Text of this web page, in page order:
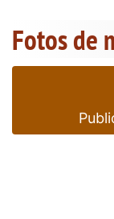
Fotos de